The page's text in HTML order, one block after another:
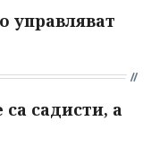
управляват
садисти, а